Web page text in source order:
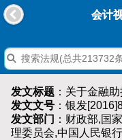
发文标题 ：关于金融
发文文号 ：银发
发文部门 ：财政部,国
理委员会,中国人民银